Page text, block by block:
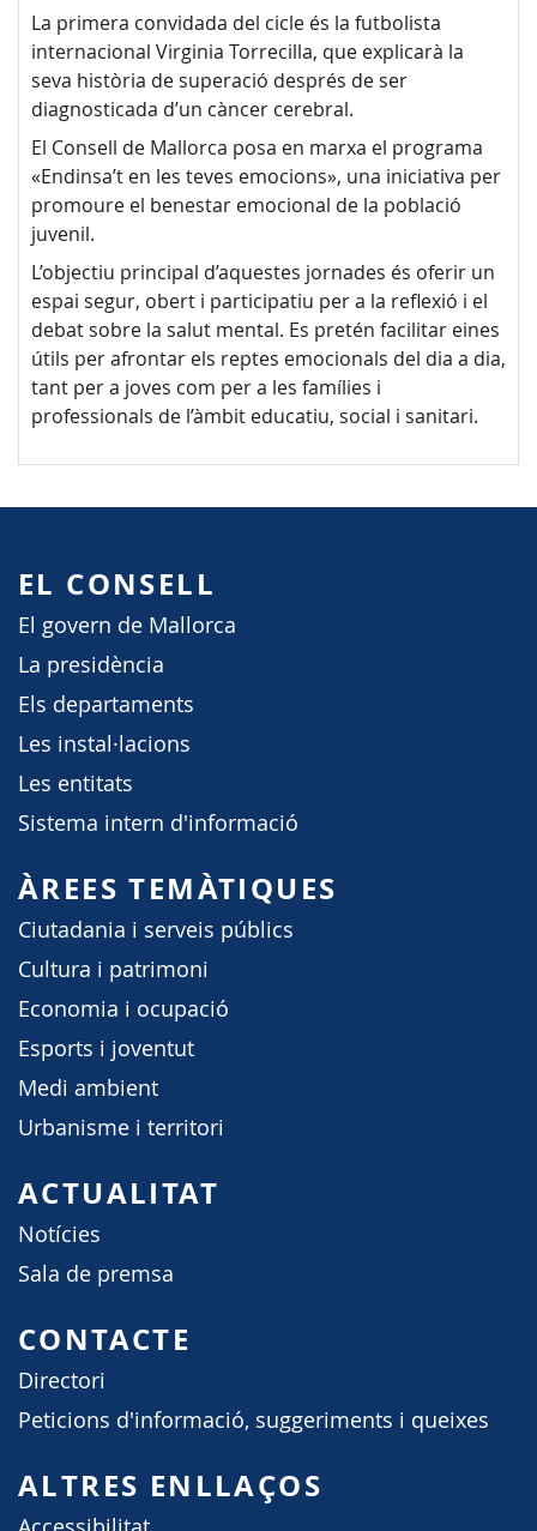
La primera convidada del cicle és la futbolista
internacional Virginia Torrecilla, que explicarà la
seva història de superació després de ser
diagnosticada d’un càncer cerebral.
El Consell de Mallorca posa en marxa el programa
«Endinsa’t en les teves emocions», una iniciativa per
promoure el benestar emocional de la població
juvenil.
L’objectiu principal d’aquestes jornades és oferir un
espai segur, obert i participatiu per a la reflexió i el
debat sobre la salut mental. Es pretén facilitar eines
útils per afrontar els reptes emocionals del dia a dia,
tant per a joves com per a les famílies i
professionals de l’àmbit educatiu, social i sanitari.
EL CONSELL
El govern de Mallorca
La presidència
Els departaments
Les instal·lacions
Les entitats
Sistema intern d'informació
ÀREES TEMÀTIQUES
Ciutadania i serveis públics
Cultura i patrimoni
Economia i ocupació
Esports i joventut
Medi ambient
Urbanisme i territori
ACTUALITAT
Notícies
Sala de premsa
CONTACTE
Directori
Peticions d'informació, suggeriments i queixes
ALTRES ENLLAÇOS